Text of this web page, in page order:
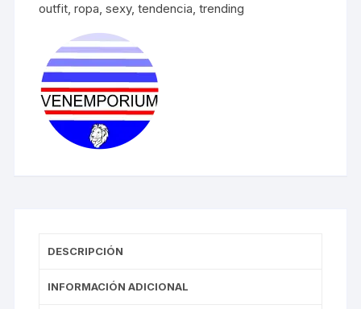
outfit,ropa,sexy,tendencia,trending
DESCRIPCIÓN
INFORMACIÓN ADICIONAL